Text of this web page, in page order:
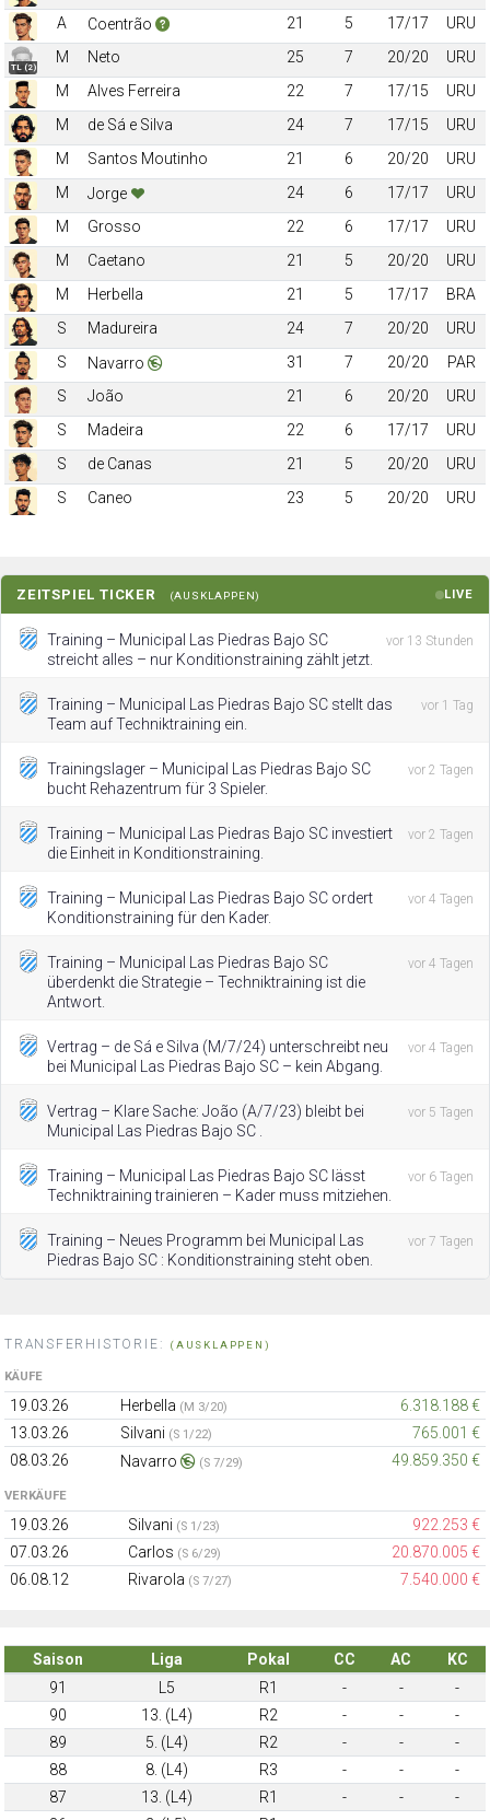
A
Coentrão 21 5 17/17 URU
TL (2)
M Neto 25 7 20/20
URU
M
Alves Ferreira 22 7 17/15
URU
M
de Sá e Silva 24 7 17/15
URU
M
Santos Moutinho 21 6 20/20
URU
M
Jorge 24 6 17/17
URU
M
Grosso 22 6 17/17
URU
M
Caetano 21 5 20/20
URU
M
Herbella 21 5 17/17
BRA
S
Madureira 24 7 20/20
URU
S
Navarro 31 7 20/20
PAR
S
João 21 6 20/20
URU
S
Madeira 22 6 17/17
URU
S
de Canas 21 5 20/20
URU
S
Caneo 23 5 20/20 URU
ZEITSPIEL TICKER (AUSKLAPPEN) LIVE
Training – Municipal Las Piedras Bajo SC
streicht alles – nur Konditionstraining zählt jetzt.
vor 13 Stunden
Training – Municipal Las Piedras Bajo SC stellt das
Team auf Techniktraining ein.
vor 1 Tag
Trainingslager – Municipal Las Piedras Bajo SC
bucht Rehazentrum für 3 Spieler.
vor 2 Tagen
Training – Municipal Las Piedras Bajo SC investiert
die Einheit in Konditionstraining.
vor 2 Tagen
Training – Municipal Las Piedras Bajo SC ordert
Konditionstraining für den Kader.
vor 4 Tagen
Training – Municipal Las Piedras Bajo SC
überdenkt die Strategie – Techniktraining ist die
Antwort.
vor 4 Tagen
Vertrag – de Sá e Silva (M/7/24) unterschreibt neu
bei Municipal Las Piedras Bajo SC – kein Abgang.
vor 4 Tagen
Vertrag – Klare Sache: João (A/7/23) bleibt bei
Municipal Las Piedras Bajo SC .
vor 5 Tagen
Training – Municipal Las Piedras Bajo SC lässt
Techniktraining trainieren – Kader muss mitziehen.
vor 6 Tagen
Training – Neues Programm bei Municipal Las
Piedras Bajo SC : Konditionstraining steht oben.
vor 7 Tagen
TRANSFERHISTORIE: (AUSKLAPPEN)
KÄUFE
19.03.26 Herbella (M 3/20)
6.318.188 €
13.03.26
Silvani (S 1/22)
765.001 €
08.03.26
Navarro (S 7/29) 49.859.350 €
VERKÄUFE
19.03.26 Silvani (S 1/23)
922.253 €
07.03.26
Carlos (S 6/29)
20.870.005 €
06.08.12
Rivarola (S 7/27) 7.540.000 €
Saison Liga Pokal CC AC
KC
91
L5 R1 - -
-
90
13. (L4) R2 - -
-
89
5. (L4) R2 - -
-
88
8. (L4) R3 - -
-
87
13. (L4) R1 - -
-